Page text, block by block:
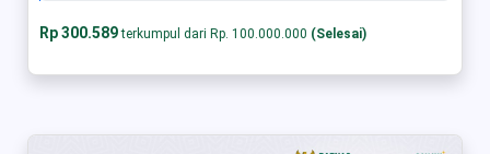
Rp 300.589terkumpul dari Rp. 100.000.000 (Selesai)